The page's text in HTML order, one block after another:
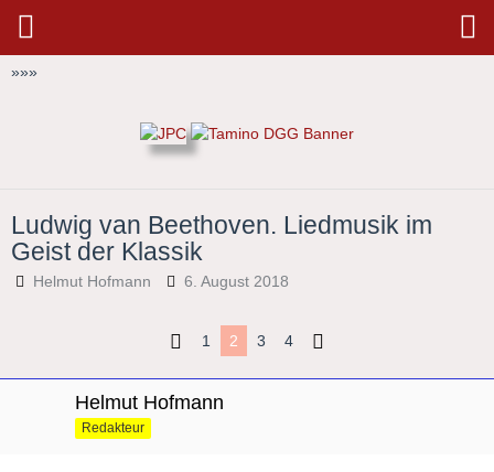
»»»
Ludwig van Beethoven. Liedmusik im
Geist der Klassik
Helmut Hofmann 6. August 2018
1 2 3 4
Helmut Hofmann
Redakteur